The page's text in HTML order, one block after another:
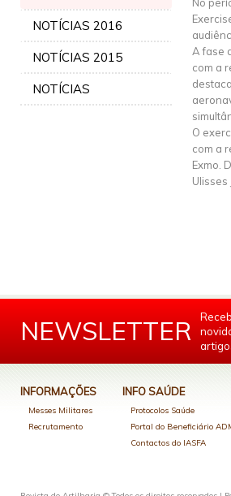
NOTÍCIAS 2016
NOTÍCIAS 2015
NOTÍCIAS
A fase
com a
O
com a
Exmo.
Ulisses
NEWSLETTER
INFORMAÇÕES
Messes Militares
Recrutamento
INFO SAÚDE
Protocolos Saúde
Portal do Beneficiário
Contactos do IASFA